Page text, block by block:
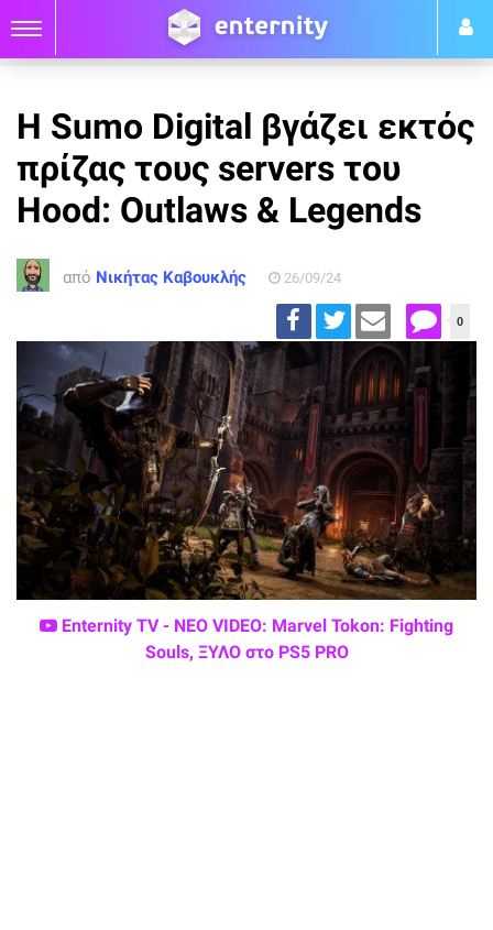
Η Sumo Digital βγάζει εκτός
πρίζας τους servers του
Hood: Outlaws & Legends
από Νικήτας Καβουκλής 26/09/24
0
Enternity TV - ΝΕΟ VIDEO: Marvel Tokon: Fighting
Souls, ΞΥΛΟ στο PS5 PRO